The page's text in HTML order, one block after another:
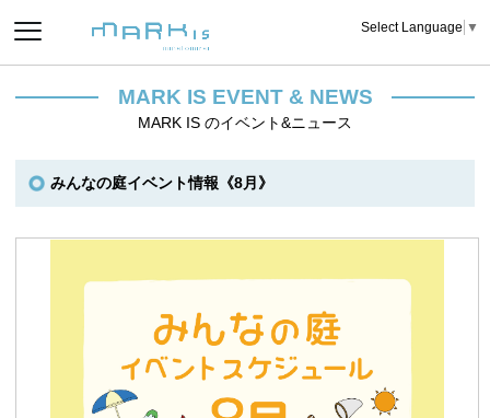
Select Language ▼
MARK IS EVENT & NEWS
MARK IS のイベント&ニュース
みんなの庭イベント情報《8月》